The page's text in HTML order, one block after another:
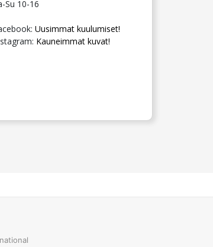
Su 10-16
Uusimmat kuulumiset!
Kauneimmat kuvat!